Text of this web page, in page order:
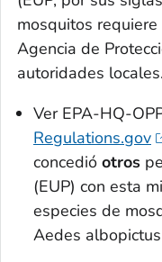
mosquitos
Agencia de
autoridades locales.
Ver EPA-HQ-
Regulations.gov
concedió otros
(EUP) con esta
especies de
Aedes albopictus